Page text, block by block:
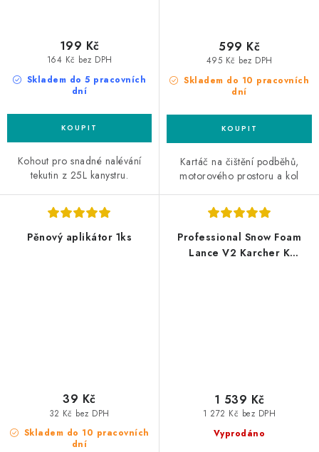
Skladem do 5 pracovních
dní
164 Kč bez DPH
199 Kč
Kohout pro snadné nalévání
tekutin z 25L kanystru.
Skladem do 10 pracovních
dní
495 Kč bez DPH
599 Kč
Kartáč na čištění podběhů,
motorového prostoru a kol
Pěnový aplikátor 1ks
Skladem do 10 pracovních
dní
32 Kč bez DPH
39 Kč
Professional Snow Foam
Lance V2 Karcher K
Vyprodáno
1 272 Kč bez DPH
1 539 Kč